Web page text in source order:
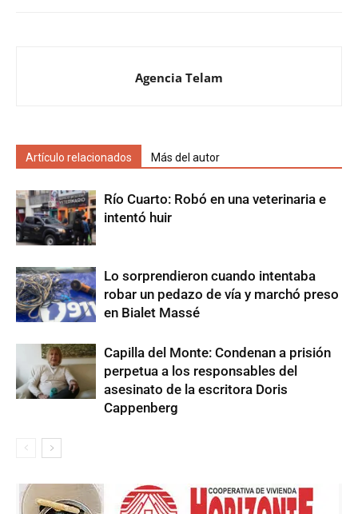
Agencia Telam
Artículo relacionados Más del autor
Río Cuarto: Robó en una veterinaria e
intentó huir
Lo sorprendieron cuando intentaba
robar un pedazo de vía y marchó preso
en Bialet Massé
Capilla del Monte: Condenan a prisión
perpetua a los responsables del
asesinato de la escritora Doris
Cappenberg